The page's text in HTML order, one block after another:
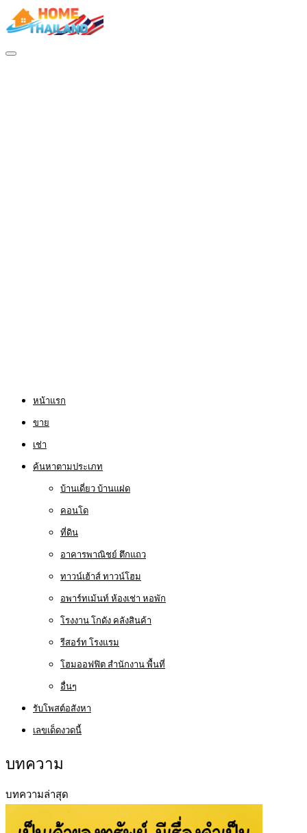
หน้าแรก
ขาย
เช่า
ค้นหาตามประเภท
บ้านเดี่ยว บ้านแฝด
คอนโด
ที่ดิน
อาคารพาณิชย์ ตึกแถว
ทาวน์เฮ้าส์ ทาวน์โฮม
อพาร์ทเม้นท์ ห้องเช่า หอพัก
โรงงาน โกดัง คลังสินค้า
รีสอร์ท โรงแรม
โฮมออฟฟิต สำนักงาน พื้นที่
อื่นๆ
รับโพสต์อสังหา
เลขเด็ดงวดนี้
บทความ
บทความล่าสุด